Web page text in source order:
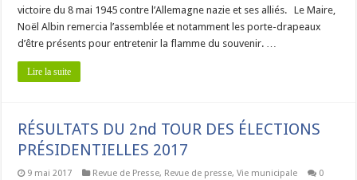
victoire du 8 mai 1945 contre l’Allemagne nazie et ses alliés. Le Maire,
Noël Albin remercia l’assemblée et notamment les porte-drapeaux
d’être présents pour entretenir la flamme du souvenir. …
Lire la suite
RÉSULTATS DU 2nd TOUR DES ÉLECTIONS
PRÉSIDENTIELLES 2017
9 mai 2017 Revue de Presse, Revue de presse,Vie municipale 0